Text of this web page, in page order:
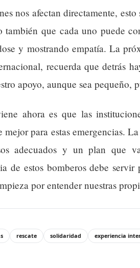
nos afectan directamente,
también que cada uno puede
y mostrando empatía. La
recuerda que detrás
apoyo, aunque sea pequeño,
ahora es que las
mejor para estas emergencias.
adecuados y un plan que
de estos bomberos debe
por entender nuestras
rescate solidaridad experiencia